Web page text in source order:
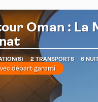
Oman : La
2 TRANSPORTS 6
départ garanti